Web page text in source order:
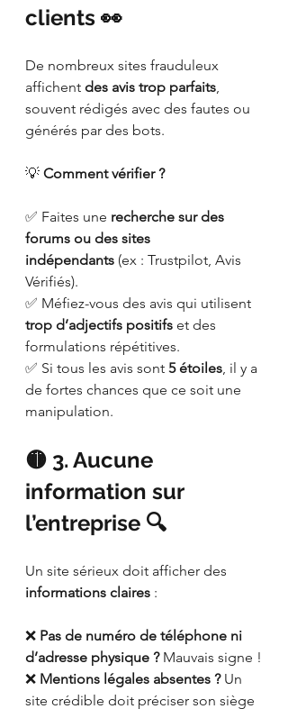
clients 👀
De nombreux sites frauduleux
affichent des avis trop parfaits
souvent rédigés avec des fautes ou
générés par des bots.
💡 Comment vérifier ?
✅ Faites une recherche sur des
forums ou des sites
indépendants (ex : Trustpilot, Avis
Vérifiés).
✅ Méfiez-vous des avis qui utilisent
trop d’adjectifs positifs et des
formulations répétitives.
✅ Si tous les avis sont 5 étoiles , il y a
de fortes chances que ce soit une
manipulation.
🟡 3. Aucune
information sur
l’entreprise 🔍
Un site sérieux doit afficher des
informations claires :
❌ Pas de numéro de téléphone ni
d’adresse physique ? Mauvais signe !
❌ Mentions légales absentes ? Un
site crédible doit préciser son siège